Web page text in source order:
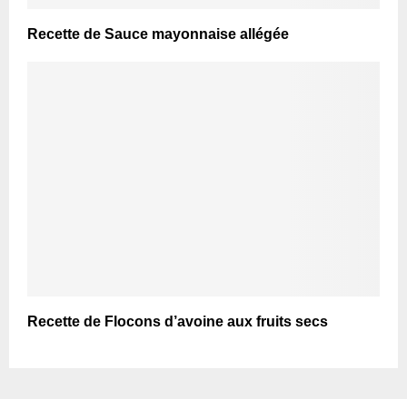
Recette de Sauce mayonnaise allégée
Recette de Flocons d’avoine aux fruits secs